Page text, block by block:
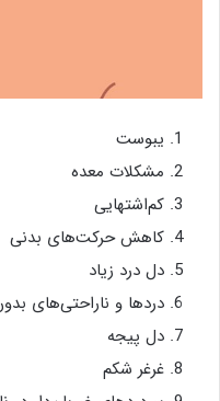
یبوست
مشکلات معده
کم‌اشتهایی
کاهش حرکت‌های بدنی
دل درد زیاد
دردها و ناراحتی‌های
دل پیجه
غرغر شکم